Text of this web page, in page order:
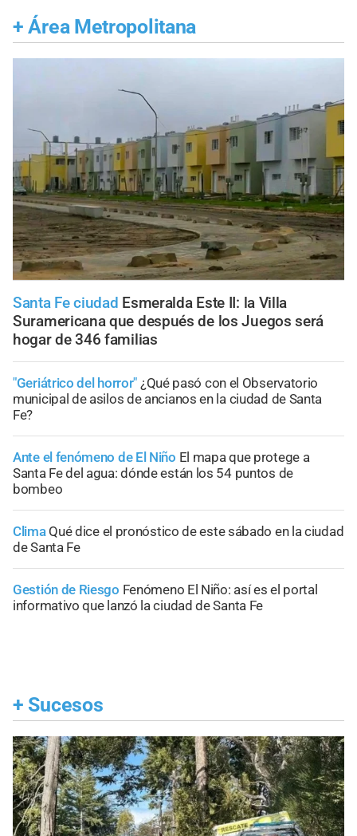
+ Área Metropolitana
Santa Fe ciudad Esmeralda Este II: la Villa
Suramericana que después de los Juegos será
hogar de 346 familias
"Geriátrico del horror" ¿Qué pasó con el Observatorio
municipal de asilos de ancianos en la ciudad de Santa
Fe?
Ante el fenómeno de El Niño El mapa que protege a
Santa Fe del agua: dónde están los 54 puntos de
bombeo
Clima Qué dice el pronóstico de este sábado en la ciudad
de Santa Fe
Gestión de Riesgo Fenómeno El Niño: así es el portal
informativo que lanzó la ciudad de Santa Fe
+ Sucesos